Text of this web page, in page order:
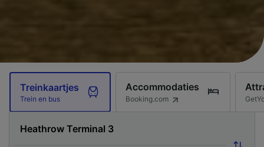
Treinkaartjes
Trein en bus
Accommodaties
Booking.com